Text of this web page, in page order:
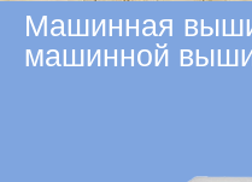
Машинная
машинной